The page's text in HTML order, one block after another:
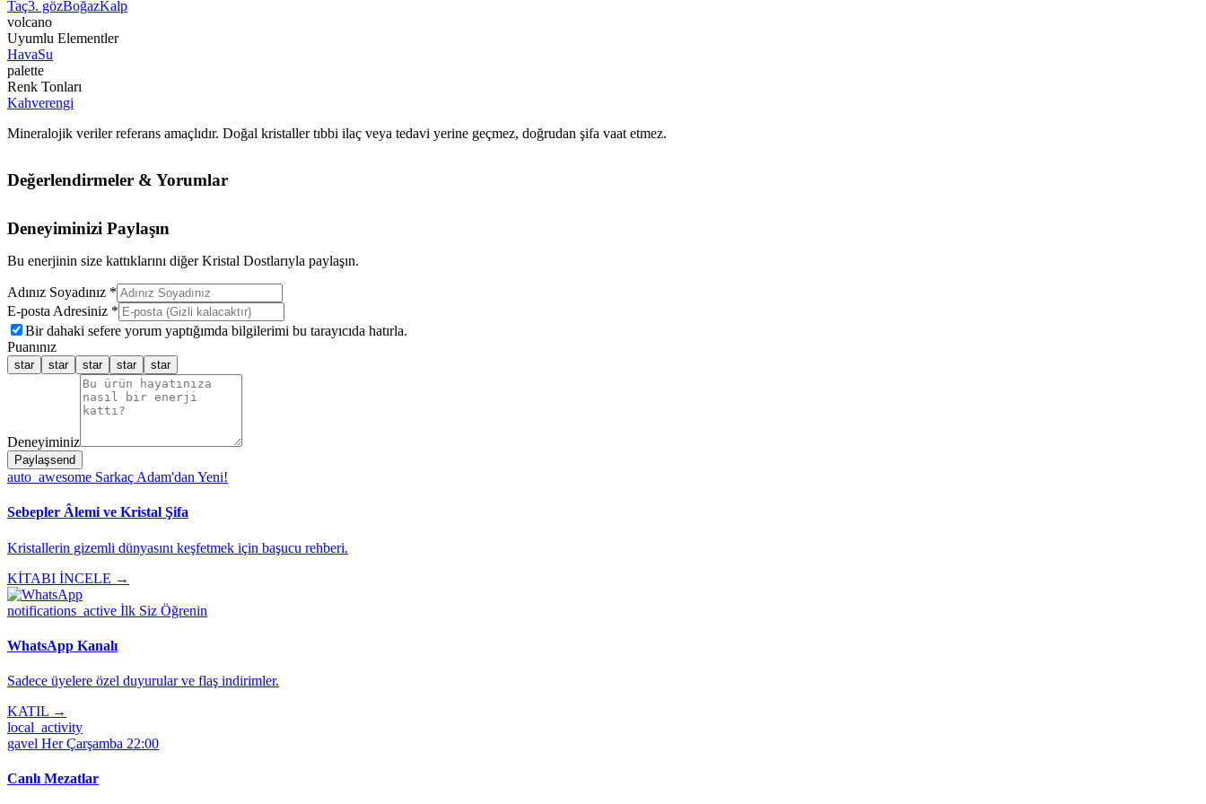
Taç3. gözBoğazKalp
volcano
Uyumlu Elementler
HavaSu
palette
Renk Tonları
Kahverengi
Mineralojik veriler referans amaçlıdır. Doğal kristaller tıbbi ilaç veya tedavi yerine geçmez, doğrudan şifa vaat etmez.
Değerlendirmeler & Yorumlar
Deneyiminizi Paylaşın
Bu enerjinin size kattıklarını diğer Kristal Dostlarıyla paylaşın.
Adınız Soyadınız *
E-posta Adresiniz *
Bir dahaki sefere yorum yaptığımda bilgilerimi bu tarayıcıda hatırla.
Puanınız
star star star star star
Deneyiminiz
Paylaşsend
auto_awesome Sarkaç Adam'dan Yeni!
Sebepler Âlemi ve Kristal Şifa
Kristallerin gizemli dünyasını keşfetmek için başucu rehberi.
KİTABI İNCELE →
notifications_active İlk Siz Öğrenin
WhatsApp Kanalı
Sadece üyelere özel duyurular ve flaş indirimler.
KATIL →
local_activity
gavel Her Çarşamba 22:00
Canlı Mezatlar